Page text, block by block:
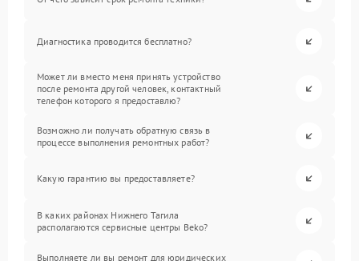
Диагностика проводится бесплатно?
Может ли вместо меня принять устройство
после ремонта другой человек, контактный
телефон которого я предоставлю?
Возможно ли получать обратную связь в
процессе выполнения ремонтных работ?
Какую гарантию вы предоставляете?
В каких районах Нижнего Тагила
располагаются сервисные центры Beko?
Выполняете ли вы ремонт для юридических